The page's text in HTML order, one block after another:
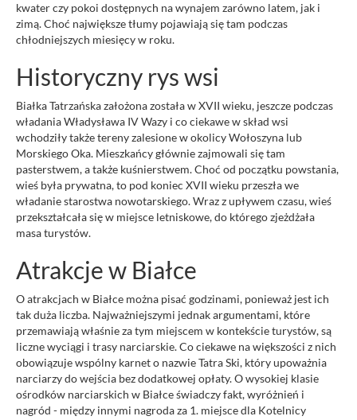
kwater czy pokoi dostępnych na wynajem zarówno latem, jak i
zimą. Choć największe tłumy pojawiają się tam podczas
chłodniejszych miesięcy w roku.
Historyczny rys wsi
Białka Tatrzańska założona została w XVII wieku, jeszcze podczas
władania Władysława IV Wazy i co ciekawe w skład wsi
wchodziły także tereny zalesione w okolicy Wołoszyna lub
Morskiego Oka. Mieszkańcy głównie zajmowali się tam
pasterstwem, a także kuśnierstwem. Choć od początku powstania,
wieś była prywatna, to pod koniec XVII wieku przeszła we
władanie starostwa nowotarskiego. Wraz z upływem czasu, wieś
przekształcała się w miejsce letniskowe, do którego zjeżdżała
masa turystów.
Atrakcje w Białce
O atrakcjach w Białce można pisać godzinami, ponieważ jest ich
tak duża liczba. Najważniejszymi jednak argumentami, które
przemawiają właśnie za tym miejscem w kontekście turystów, są
liczne wyciągi i trasy narciarskie. Co ciekawe na większości z nich
obowiązuje wspólny karnet o nazwie Tatra Ski, który upoważnia
narciarzy do wejścia bez dodatkowej opłaty. O wysokiej klasie
ośrodków narciarskich w Białce świadczy fakt, wyróżnień i
nagród - między innymi nagroda za 1. miejsce dla Kotelnicy